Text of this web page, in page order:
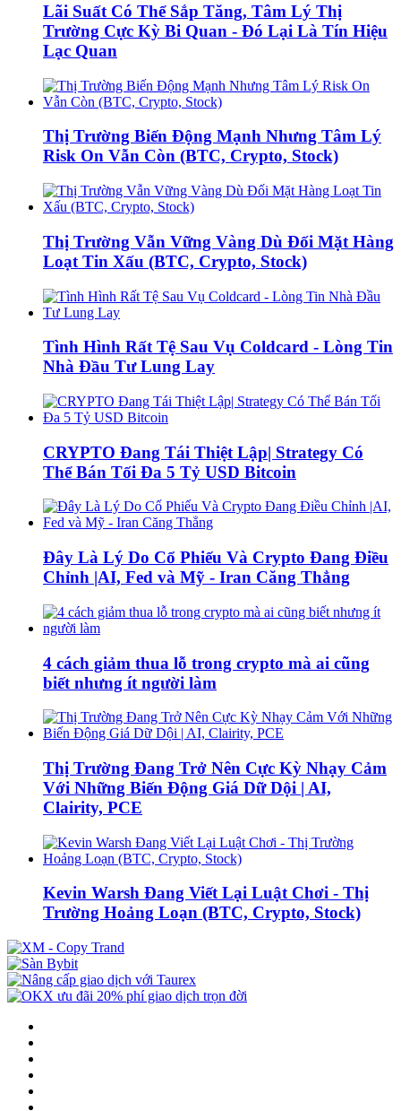
Lãi Suất Có Thể Sắp Tăng, Tâm Lý Thị
Trường Cực Kỳ Bi Quan - Đó Lại Là Tín Hiệu
Lạc Quan
Thị Trường Biến Động Mạnh Nhưng Tâm Lý
Risk On Vẫn Còn (BTC, Crypto, Stock)
Thị Trường Vẫn Vững Vàng Dù Đối Mặt Hàng
Loạt Tin Xấu (BTC, Crypto, Stock)
Tình Hình Rất Tệ Sau Vụ Coldcard - Lòng Tin
Nhà Đầu Tư Lung Lay
CRYPTO Đang Tái Thiệt Lập| Strategy Có
Thể Bán Tối Đa 5 Tỷ USD Bitcoin
Đây Là Lý Do Cổ Phiếu Và Crypto Đang Điều
Chỉnh |AI, Fed và Mỹ - Iran Căng Thẳng
4 cách giảm thua lỗ trong crypto mà ai cũng
biết nhưng ít người làm
Thị Trường Đang Trở Nên Cực Kỳ Nhạy Cảm
Với Những Biến Động Giá Dữ Dội | AI,
Clairity, PCE
Kevin Warsh Đang Viết Lại Luật Chơi - Thị
Trường Hoảng Loạn (BTC, Crypto, Stock)